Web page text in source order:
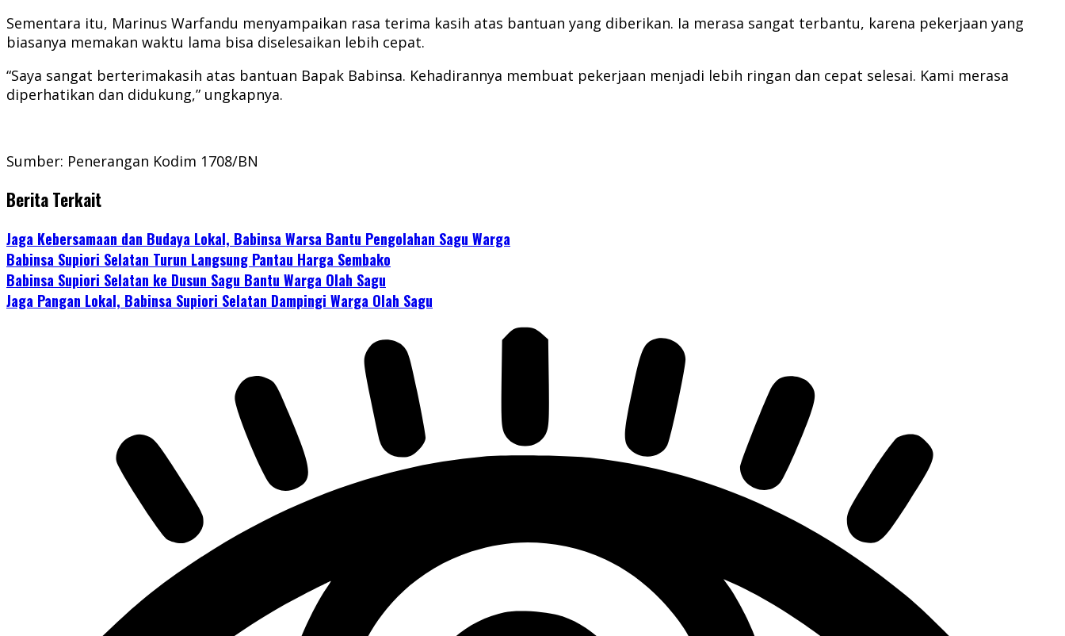
Sementara itu, Marinus Warfandu menyampaikan rasa terima kasih atas bantuan yang diberikan. Ia merasa sangat terbantu, karena pekerjaan yang
biasanya memakan waktu lama bisa diselesaikan lebih cepat.
“Saya sangat berterimakasih atas bantuan Bapak Babinsa. Kehadirannya membuat pekerjaan menjadi lebih ringan dan cepat selesai. Kami merasa
diperhatikan dan didukung,” ungkapnya.
Sumber: Penerangan Kodim 1708/BN
Berita Terkait
Jaga Kebersamaan dan Budaya Lokal, Babinsa Warsa Bantu Pengolahan Sagu Warga
Babinsa Supiori Selatan Turun Langsung Pantau Harga Sembako
Babinsa Supiori Selatan ke Dusun Sagu Bantu Warga Olah Sagu
Jaga Pangan Lokal, Babinsa Supiori Selatan Dampingi Warga Olah Sagu